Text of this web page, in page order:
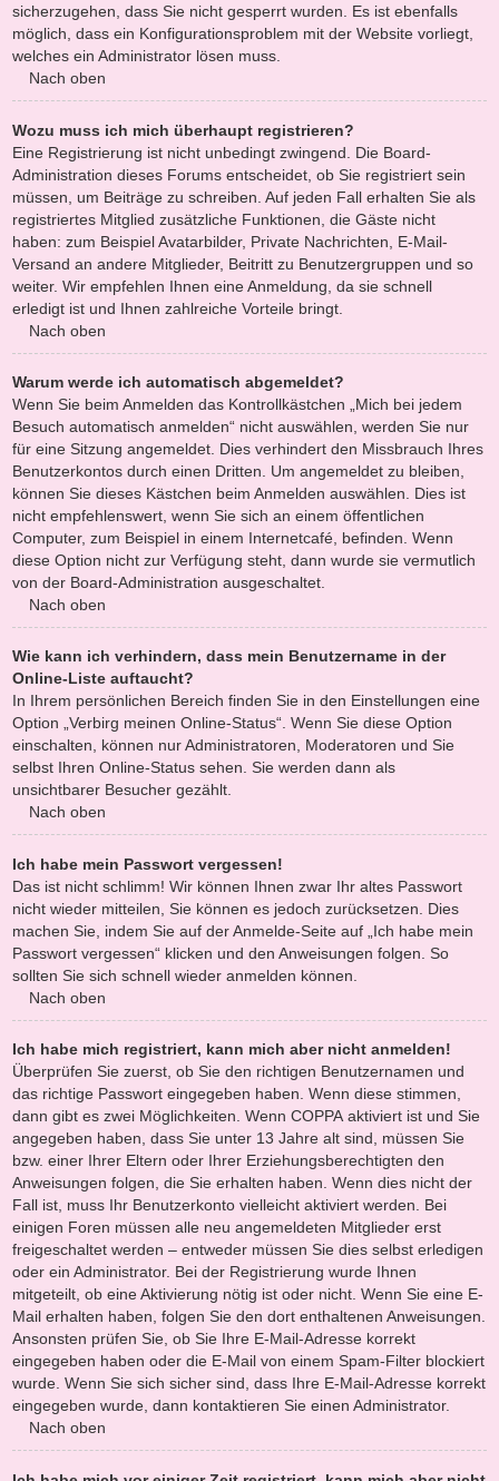
sicherzugehen, dass Sie nicht gesperrt wurden. Es ist ebenfalls
möglich, dass ein Konfigurationsproblem mit der Website vorliegt,
welches ein Administrator lösen muss.
Nach oben
Wozu muss ich mich überhaupt registrieren?
Eine Registrierung ist nicht unbedingt zwingend. Die Board-
Administration dieses Forums entscheidet, ob Sie registriert sein
müssen, um Beiträge zu schreiben. Auf jeden Fall erhalten Sie als
registriertes Mitglied zusätzliche Funktionen, die Gäste nicht
haben: zum Beispiel Avatarbilder, Private Nachrichten, E-Mail-
Versand an andere Mitglieder, Beitritt zu Benutzergruppen und so
weiter. Wir empfehlen Ihnen eine Anmeldung, da sie schnell
erledigt ist und Ihnen zahlreiche Vorteile bringt.
Nach oben
Warum werde ich automatisch abgemeldet?
Wenn Sie beim Anmelden das Kontrollkästchen „Mich bei jedem
Besuch automatisch anmelden“ nicht auswählen, werden Sie nur
für eine Sitzung angemeldet. Dies verhindert den Missbrauch Ihres
Benutzerkontos durch einen Dritten. Um angemeldet zu bleiben,
können Sie dieses Kästchen beim Anmelden auswählen. Dies ist
nicht empfehlenswert, wenn Sie sich an einem öffentlichen
Computer, zum Beispiel in einem Internetcafé, befinden. Wenn
diese Option nicht zur Verfügung steht, dann wurde sie vermutlich
von der Board-Administration ausgeschaltet.
Nach oben
Wie kann ich verhindern, dass mein Benutzername in der
Online-Liste auftaucht?
In Ihrem persönlichen Bereich finden Sie in den Einstellungen eine
Option „Verbirg meinen Online-Status“. Wenn Sie diese Option
einschalten, können nur Administratoren, Moderatoren und Sie
selbst Ihren Online-Status sehen. Sie werden dann als
unsichtbarer Besucher gezählt.
Nach oben
Ich habe mein Passwort vergessen!
Das ist nicht schlimm! Wir können Ihnen zwar Ihr altes Passwort
nicht wieder mitteilen, Sie können es jedoch zurücksetzen. Dies
machen Sie, indem Sie auf der Anmelde-Seite auf „Ich habe mein
Passwort vergessen“ klicken und den Anweisungen folgen. So
sollten Sie sich schnell wieder anmelden können.
Nach oben
Ich habe mich registriert, kann mich aber nicht anmelden!
Überprüfen Sie zuerst, ob Sie den richtigen Benutzernamen und
das richtige Passwort eingegeben haben. Wenn diese stimmen,
dann gibt es zwei Möglichkeiten. Wenn COPPAaktiviert ist und Sie
angegeben haben, dass Sie unter 13 Jahre alt sind, müssen Sie
bzw. einer Ihrer Eltern oder Ihrer Erziehungsberechtigten den
Anweisungen folgen, die Sie erhalten haben. Wenn dies nicht der
Fall ist, muss Ihr Benutzerkonto vielleicht aktiviert werden. Bei
einigen Foren müssen alle neu angemeldeten Mitglieder erst
freigeschaltet werden – entweder müssen Sie dies selbst erledigen
oder ein Administrator. Bei der Registrierung wurde Ihnen
mitgeteilt, ob eine Aktivierung nötig ist oder nicht. Wenn Sie eine E-
Mail erhalten haben, folgen Sie den dort enthaltenen Anweisungen.
Ansonsten prüfen Sie, ob Sie Ihre E-Mail-Adresse korrekt
eingegeben haben oder die E-Mail von einem Spam-Filter blockiert
wurde. Wenn Sie sich sicher sind, dass Ihre E-Mail-Adresse korrekt
eingegeben wurde, dann kontaktieren Sie einen Administrator.
Nach oben